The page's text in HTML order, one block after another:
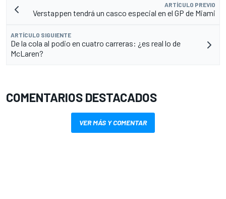
ARTÍCULO PREVIO
Verstappen tendrá un casco especial en el GP de Miami
ARTÍCULO SIGUIENTE
De la cola al podio en cuatro carreras: ¿es real lo de
McLaren?
COMENTARIOS DESTACADOS
VER MÁS Y COMENTAR